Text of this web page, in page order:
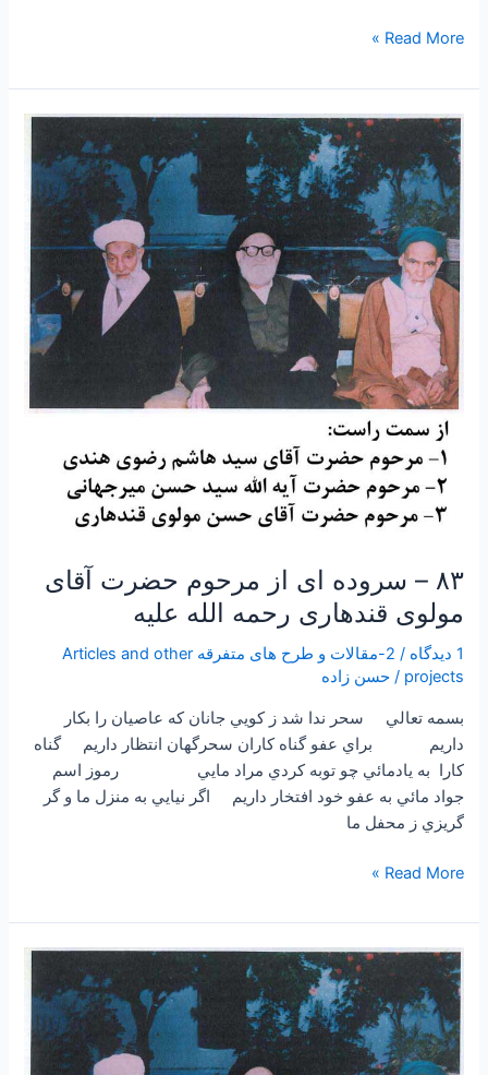
Read More »
۸۳ – سروده ای از مرحوم حضرت آقای
مولوی قندهاری رحمه الله علیه
1 دیدگاه /
2-مقالات و طرح های متفرقه Articles and other
projects
/حسن زاده
بسمه تعالي سحر ندا شد ز كويي جانان كه عاصيان را بكار
داريم براي عفو گناه كاران سحرگهان انتظار داريم گناه
كارا به يادمائي چو توبه كردي مراد مايي رموز اسم
جواد مائي به عفو خود افتخار داريم اگر نيايي به منزل ما و گر
گريزي ز محفل ما
۸۳
–
سروده
ای
از
مرحوم
حضرت
آقای
مولوی
قندهاری
رحمه
الله
علیه
Read More »
۷۲-
سرودۀ
مرحوم
آقای
حسن